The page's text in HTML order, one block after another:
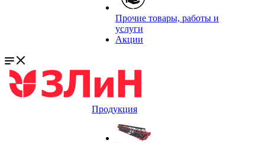
Прочие товары, работы и
услуги
Акции
Продукция